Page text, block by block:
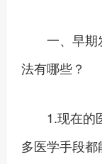
一、早期
法有哪些？
1.现在的医
多医学手段